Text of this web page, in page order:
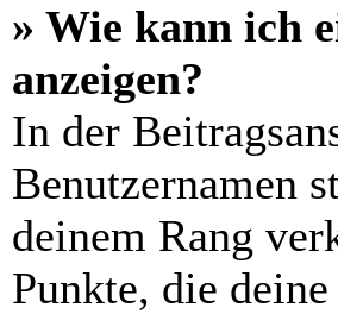
» Wie kann ich
anzeigen?
In der
Benutzernamen
deinem Rang
Punkte, die